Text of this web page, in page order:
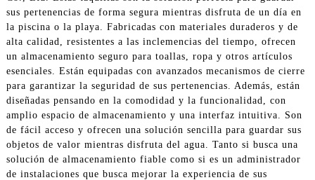
sus pertenencias de forma segura mientras disfruta de un día en
la piscina o la playa. Fabricadas con materiales duraderos y de
alta calidad, resistentes a las inclemencias del tiempo, ofrecen
un almacenamiento seguro para toallas, ropa y otros artículos
esenciales. Están equipadas con avanzados mecanismos de cierre
para garantizar la seguridad de sus pertenencias. Además, están
diseñadas pensando en la comodidad y la funcionalidad, con
amplio espacio de almacenamiento y una interfaz intuitiva. Son
de fácil acceso y ofrecen una solución sencilla para guardar sus
objetos de valor mientras disfruta del agua. Tanto si busca una
solución de almacenamiento fiable como si es un administrador
de instalaciones que busca mejorar la experiencia de sus